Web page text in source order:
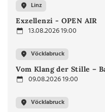
Linz
Exzellenzi - OPEN AIR
13.08.2026 19:00
Vöcklabruck
Vom Klang der Stille –
09.08.2026 19:00
Vöcklabruck